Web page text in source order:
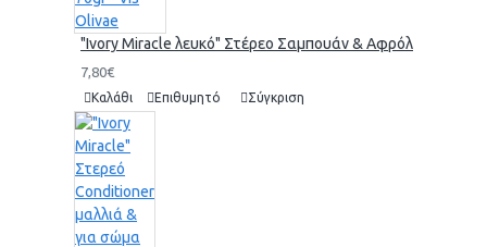
"Ivory Miracle λευκό" Στέρεο Σαμπουάν & Αφρόλουτρο
7,80€
Καλάθι Επιθυμητό Σύγκριση